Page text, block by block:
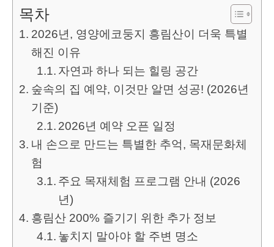
목차
2026년, 영양에코둥지 흥림산이 더욱 특별
해진 이유
자연과 하나 되는 힐링 공간
숲속의 집 예약, 이것만 알면 성공! (2026년
기준)
2026년 예약 오픈 일정
내 손으로 만드는 특별한 추억, 목재문화체
험
주요 목재체험 프로그램 안내 (2026
년)
흥림산 200% 즐기기 위한 추가 정보
놓치지 말아야 할 주변 명소